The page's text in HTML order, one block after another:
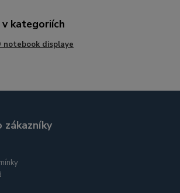
kategoriích
notebook displaye
zákazníky